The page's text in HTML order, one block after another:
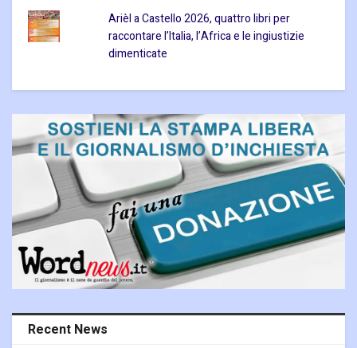
Arièl a Castello 2026, quattro libri per
raccontare l’Italia, l’Africa e le ingiustizie
dimenticate
Recent News